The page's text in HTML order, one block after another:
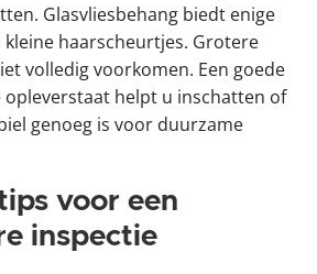
Glasvliesbehang biedt enige
haarscheurtjes. Grotere
volledig voorkomen. Een goede
opleverstaat helpt u inschatten of
genoeg is voor duurzame
voor een
inspectie